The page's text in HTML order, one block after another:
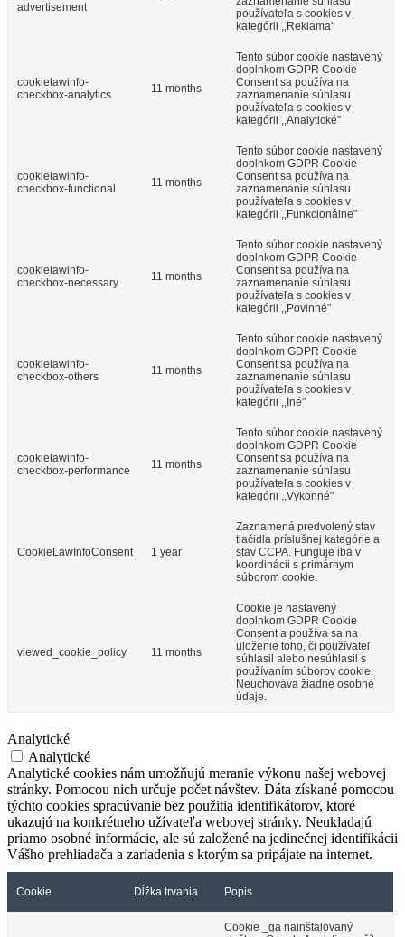
Dunajská Streda
advertisement
používateľa s cookies v
kategórii ,,Reklama"
cookielawinfo-
checkbox-analytics
11 months
Tento súbor cookie nastavený
doplnkom GDPR Cookie
Consent sa používa na
zaznamenanie súhlasu
používateľa s cookies v
kategórii ,,Analytické"
cookielawinfo-
checkbox-functional
11 months
Tento súbor cookie nastavený
doplnkom GDPR Cookie
Consent sa používa na
zaznamenanie súhlasu
používateľa s cookies v
kategórii ,,Funkcionálne"
cookielawinfo-
checkbox-necessary
11 months
Tento súbor cookie nastavený
doplnkom GDPR Cookie
Consent sa používa na
zaznamenanie súhlasu
používateľa s cookies v
kategórii ,,Povinné"
cookielawinfo-
checkbox-others
11 months
Tento súbor cookie nastavený
doplnkom GDPR Cookie
Consent sa používa na
zaznamenanie súhlasu
používateľa s cookies v
kategórii ,,Iné"
cookielawinfo-
checkbox-performance
11 months
Tento súbor cookie nastavený
doplnkom GDPR Cookie
Consent sa používa na
zaznamenanie súhlasu
používateľa s cookies v
kategórii ,,Výkonné"
CookieLawInfoConsent 1 year
Zaznamená predvolený stav
tlačidla príslušnej kategórie a
stav CCPA. Funguje iba v
koordinácii s primárnym
súborom cookie.
viewed_cookie_policy 11 months
Cookie je nastavený
doplnkom GDPR Cookie
Consent a používa sa na
uloženie toho, či používateľ
súhlasil alebo nesúhlasil s
používaním súborov cookie.
Neuchováva žiadne osobné
údaje.
Analytické
Analytické
Analytické cookies nám umožňujú meranie výkonu našej webovej
stránky. Pomocou nich určuje počet návštev. Dáta získané pomocou
týchto cookies spracúvanie bez použitia identifikátorov, ktoré
ukazujú na konkrétneho užívateľa webovej stránky. Neukladajú
priamo osobné informácie, ale sú založené na jedinečnej identifikácii
Vášho prehliadača a zariadenia s ktorým sa pripájate na internet.
Cookie Dĺžka trvania Popis
Cookie _ga nainštalovaný